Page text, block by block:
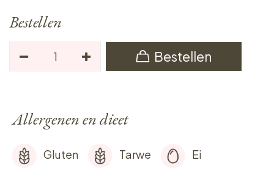
Bestellen
Bestellen
Allergenen en dieet
Gluten Tarwe Ei